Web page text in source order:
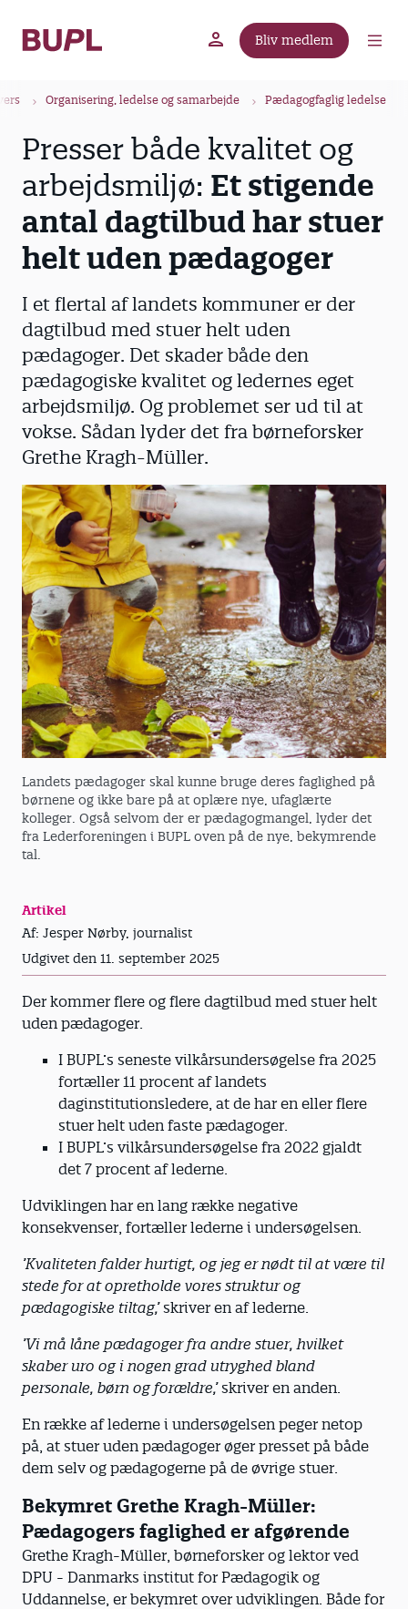
l
Bliv medlem
B
Organisering, ledelse og samarbejde Pædagogfaglig ledelse
Presser både kvalitet og
arbejdsmiljø: Et stigende
antal dagtilbud har stuer
helt uden pædagoger
I et flertal af landets kommuner er der
dagtilbud med stuer helt uden
pædagoger. Det skader både den
pædagogiske kvalitet og ledernes eget
arbejdsmiljø. Og problemet ser ud til at
vokse. Sådan lyder det fra børneforsker
Grethe Kragh-Müller.
Landets pædagoger skal kunne bruge deres faglighed på
børnene og ikke bare på at oplære nye, ufaglærte
kolleger. Også selvom der er pædagogmangel, lyder det
fra Lederforeningen i BUPL oven på de nye, bekymrende
tal.
Artikel
Af: Jesper Nørby, journalist
Udgivet den 11. september 2025
Der kommer flere og flere dagtilbud med stuer helt
uden pædagoger.
I BUPL’s seneste vilkårsundersøgelse fra 2025
fortæller 11 procent af landets
daginstitutionsledere, at de har en eller flere
stuer helt uden faste pædagoger.
I BUPL’s vilkårsundersøgelse fra 2022 gjaldt
det 7 procent af lederne.
Udviklingen har en lang række negative
konsekvenser, fortæller lederne i undersøgelsen.
’Kvaliteten falder hurtigt, og jeg er nødt til at være til
stede for at opretholde vores struktur og
pædagogiske tiltag,’skriver en af lederne.
’Vi må låne pædagoger fra andre stuer, hvilket
skaber uro og i nogen grad utryghed bland
personale, børn og forældre,’skriver en anden.
En række af lederne i undersøgelsen peger netop
på, at stuer uden pædagoger øger presset på både
dem selv og pædagogerne på de øvrige stuer.
Bekymret Grethe Kragh-Müller:
Pædagogers faglighed er afgørende
Grethe Kragh-Müller, børneforsker og lektor ved
DPU - Danmarks institut for Pædagogik og
Uddannelse, er bekymret over udviklingen. Både for